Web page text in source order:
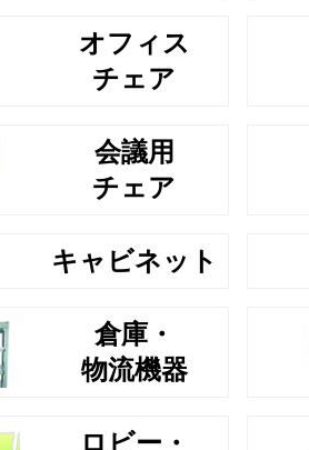
オフィス
チェア
会議用
チェア
キャビネット
倉庫・
物流機器
ロビー・